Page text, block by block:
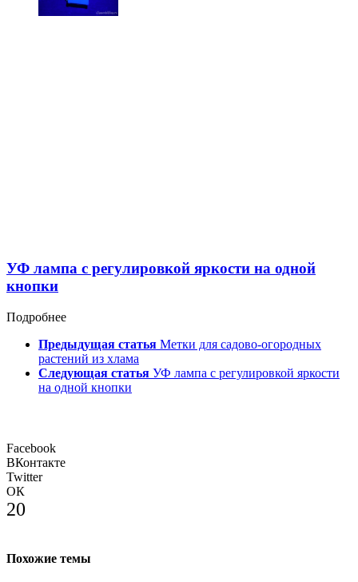
УФ лампа c регулировкой яркости на одной
кнопки
Подробнее
Предыдущая статья Метки для садово-огородных
растений из хлама
Следующая статья УФ лампа c регулировкой яркости
на одной кнопки
Facebook
ВКонтакте
Twitter
ОК
20
Похожие темы